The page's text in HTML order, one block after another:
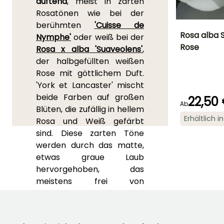
Rosatönen wie bei der
berühmten 'Cuisse de
Nymphe' oder weiß bei der
Rosa x alba 'Suaveolens',
der halbgefüllten weißen
Rose mit göttlichem Duft.
'York et Lancaster' mischt
beide Farben auf großen
Blüten, die zufällig in hellem
Rosa und Weiß gefärbt
sind. Diese zarten Töne
werden durch das matte,
etwas graue Laub
hervorgehoben, das
meistens frei von
Blütezeit
Juni für Juli
Rosa alba
Rose
Ab22,50
Erhältlich